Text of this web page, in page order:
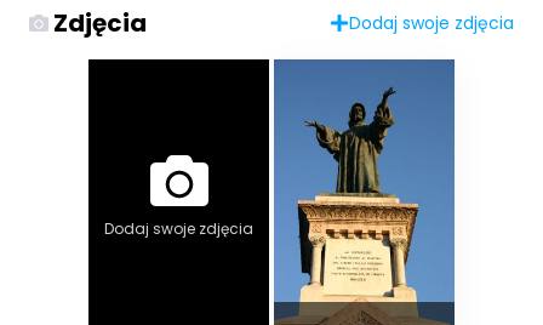
Zdjęcia Dodaj swoje zdjęcia
Dodaj swoje zdjęcia